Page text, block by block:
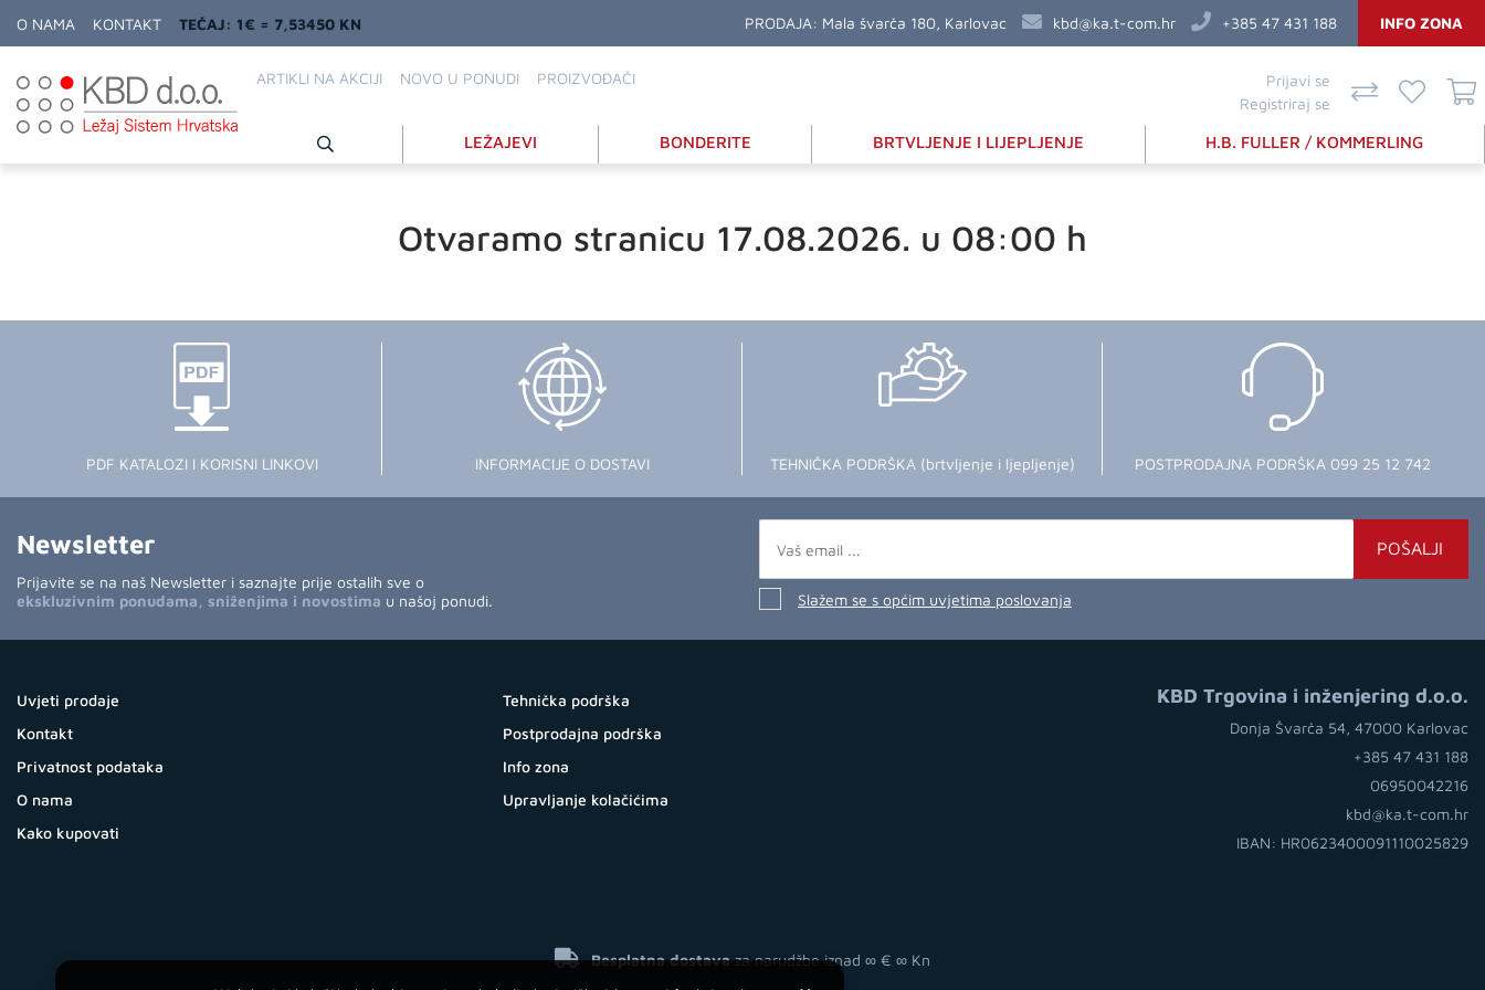
O NAMA KONTAKT TEČAJ: 1€ = 7,53450 KN PRODAJA: Mala švarča 180, Karlovac kbd@ka.t-com.hr +385 47 431 188 INFO ZONA
ARTIKLI NA AKCIJI NOVO U PONUDI PROIZVOĐAČI
Prijavi se
Registriraj se
LEŽAJEVI BONDERITE BRTVLJENJE I LIJEPLJENJE H.B. FULLER / KOMMERLING
Otvaramo stranicu 17.08.2026. u 08:00 h
PDF KATALOZI I KORISNI LINKOVI INFORMACIJE O DOSTAVI TEHNIČKA PODRŠKA (brtvljenje i ljepljenje) POSTPRODAJNA PODRŠKA 099 25 12 742
Newsletter
Prijavite se na naš Newsletter i saznajte prije ostalih sve o
ekskluzivnim ponudama, sniženjima i novostima u našoj ponudi.
POŠALJI
Slažem se s općim uvjetima poslovanja
Uvjeti prodaje
Kontakt
Privatnost podataka
O nama
Kako kupovati
Tehnička podrška
Postprodajna podrška
Info zona
Upravljanje kolačićima
KBD Trgovina i inženjering d.o.o.
Donja Švarča 54, 47000 Karlovac
+385 47 431 188
06950042216
kbd@ka.t-com.hr
IBAN: HR0623400091110025829
Besplatna dostavaza narudžbe iznad ∞ € ∞ Kn